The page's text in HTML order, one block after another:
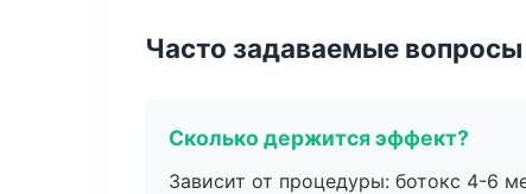
Часто задаваемые вопросы
Сколько держится эффект?
Зависит от процедуры: ботокс 4-6